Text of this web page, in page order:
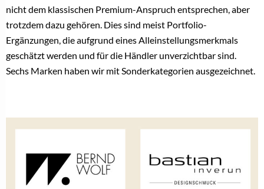
nicht dem klassischen Premium-Anspruch entsprechen, aber
trotzdem dazu gehören. Dies sind meist Portfolio-
Ergänzungen, die aufgrund eines Alleinstellungsmerkmals
geschätzt werden und für die Händler unverzichtbar sind.
Sechs Marken haben wir mit Sonderkategorien ausgezeichnet.